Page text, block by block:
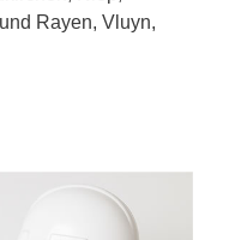
Rayen, Vluyn,